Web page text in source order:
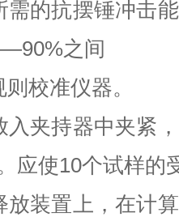
需的抗摆锤冲击
之间
校准仪器。
入夹持器中夹紧
应使10个试样的
放装置上，在计